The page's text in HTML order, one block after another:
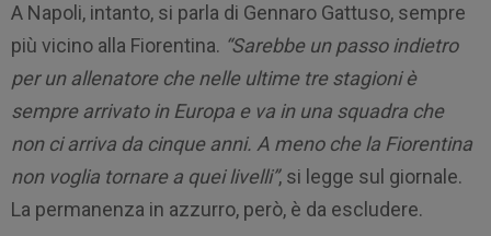
A Napoli, intanto, si parla di Gennaro Gattuso, sempre
più vicino alla Fiorentina. “Sarebbe un passo indietro
per un allenatore che nelle ultime tre stagioni è
sempre arrivato in Europa e va in una squadra che
non ci arriva da cinque anni. A meno che la Fiorentina
non voglia tornare a quei livelli”, si legge sul giornale.
La permanenza in azzurro, però, è da escludere.